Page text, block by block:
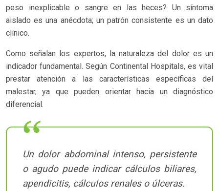
peso inexplicable o sangre en las heces? Un síntoma
aislado es una anécdota; un patrón consistente es un dato
clínico.
Como señalan los expertos, la naturaleza del dolor es un
indicador fundamental. Según Continental Hospitals, es vital
prestar atención a las características específicas del
malestar, ya que pueden orientar hacia un diagnóstico
diferencial.
Un dolor abdominal intenso, persistente
o agudo puede indicar cálculos biliares,
apendicitis, cálculos renales o úlceras.